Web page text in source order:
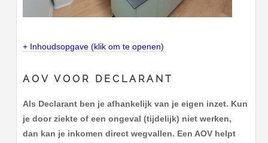
+ Inhoudsopgave (klik om te openen)
AOV VOOR DECLARANT
Als Declarant ben je afhankelijk van je eigen inzet. Kun
je door ziekte of een ongeval (tijdelijk) niet werken,
dan kan je inkomen direct wegvallen. Een AOV helpt